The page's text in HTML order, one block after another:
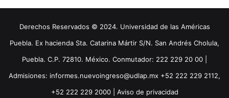
Derechos Reservados © 2024. Universidad de las Américas
Puebla. Ex hacienda Sta. Catarina Mártir S/N. San Andrés Cholula,
Puebla. C.P. 72810. México. Conmutador: 222 229 20 00 |
Admisiones: informes.nuevoingreso@udlap.mx +52 222 229 2112,
+52 222 229 2000 | Aviso de privacidad